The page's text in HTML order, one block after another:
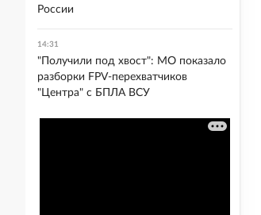
России
14:31
"Получили под хвост": МО показало
разборки FPV-перехватчиков
"Центра" с БПЛА ВСУ